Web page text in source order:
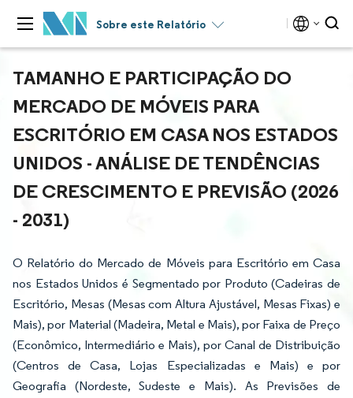
Sobre este Relatório
TAMANHO E PARTICIPAÇÃO DO
MERCADO DE MÓVEIS PARA
ESCRITÓRIO EM CASA NOS ESTADOS
UNIDOS - ANÁLISE DE TENDÊNCIAS
DE CRESCIMENTO E PREVISÃO (2026
- 2031)
O Relatório do Mercado de Móveis para Escritório em Casa
nos Estados Unidos é Segmentado por Produto (Cadeiras de
Escritório, Mesas (Mesas com Altura Ajustável, Mesas Fixas) e
Mais), por Material (Madeira, Metal e Mais), por Faixa de Preço
(Econômico, Intermediário e Mais), por Canal de Distribuição
(Centros de Casa, Lojas Especializadas e Mais) e por
Geografia (Nordeste, Sudeste e Mais). As Previsões de